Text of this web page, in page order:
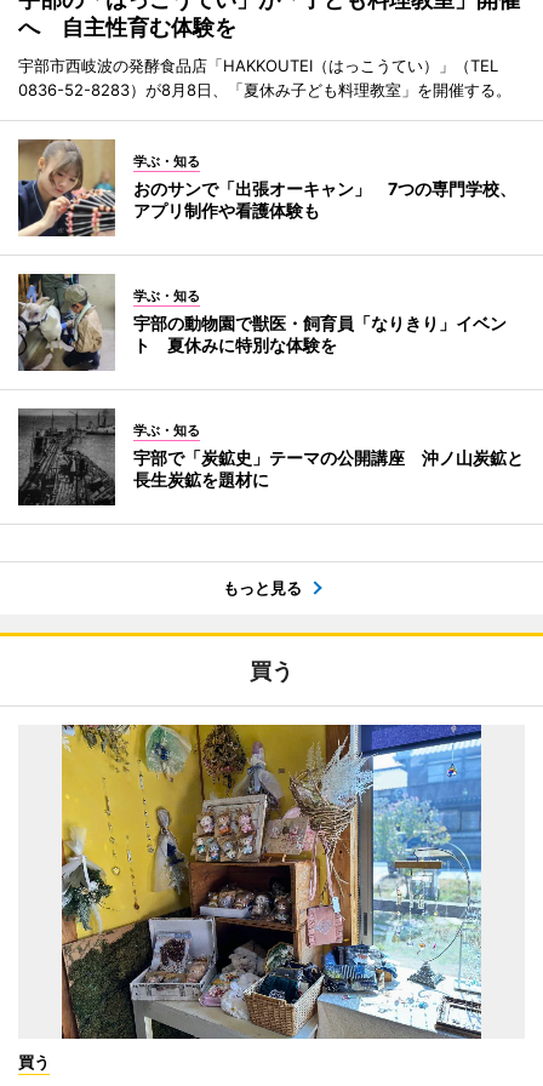
へ 自主性育む体験を
宇部市西岐波の発酵食品店「HAKKOUTEI（はっこうてい）」（TEL
0836-52-8283）が8月8日、「夏休み子ども料理教室」を開催する。
学ぶ・知る
おのサンで「出張オーキャン」 7つの専門学校、
アプリ制作や看護体験も
学ぶ・知る
宇部の動物園で獣医・飼育員「なりきり」イベン
ト 夏休みに特別な体験を
学ぶ・知る
宇部で「炭鉱史」テーマの公開講座 沖ノ山炭鉱と
長生炭鉱を題材に
もっと見る
買う
買う